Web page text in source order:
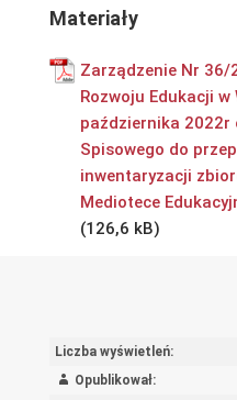
Materiały
Zarządzenie Nr 36/
Rozwoju Edukacji
października 2022r
Spisowego do
inwentaryzacji
Mediotece
Liczba wyświetleń:
Opublikował: